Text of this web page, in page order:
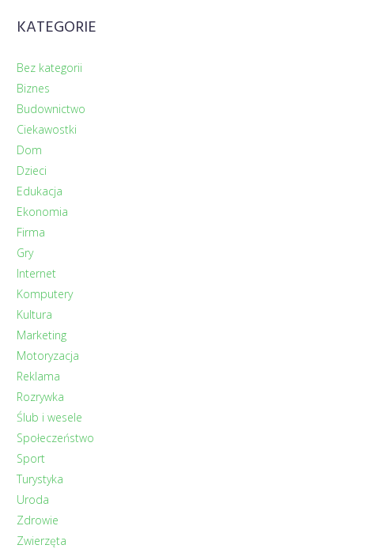
KATEGORIE
Bez kategorii
Biznes
Budownictwo
Ciekawostki
Dom
Dzieci
Edukacja
Ekonomia
Firma
Gry
Internet
Komputery
Kultura
Marketing
Motoryzacja
Reklama
Rozrywka
Ślub i wesele
Społeczeństwo
Sport
Turystyka
Uroda
Zdrowie
Zwierzęta